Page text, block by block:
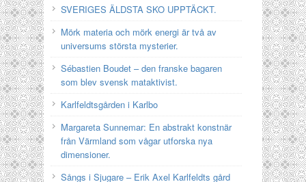
SVERIGES ÄLDSTA SKO UPPTÄCKT.
Mörk materia och mörk energi är två av
universums största mysterier.
Sébastien Boudet – den franske bagaren
som blev svensk mataktivist.
Karlfeldtsgården i Karlbo
Margareta Sunnemar: En abstrakt konstnär
från Värmland som vågar utforska nya
dimensioner.
Sångs i Sjugare – Erik Axel Karlfeldts gård